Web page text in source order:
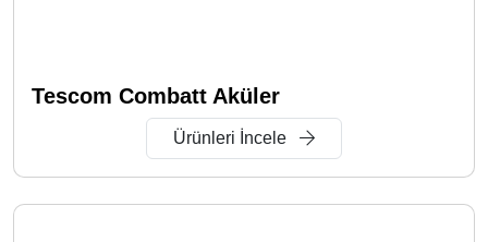
Tescom Combatt Aküler
Ürünleri İncele